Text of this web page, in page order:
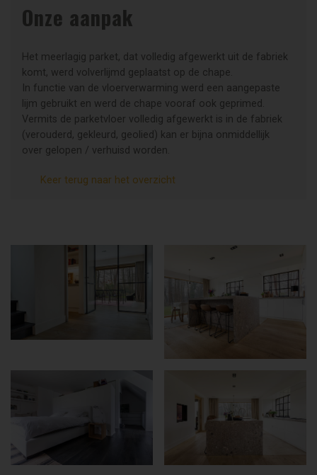
Onze aanpak
Het meerlagig parket, dat volledig afgewerkt uit de fabriek
komt, werd volverlijmd geplaatst op de chape.
In functie van de vloerverwarming werd een aangepaste
lijm gebruikt en werd de chape vooraf ook geprimed.
Vermits de parketvloer volledig afgewerkt is in de fabriek
(verouderd, gekleurd, geolied) kan er bijna onmiddellijk
over gelopen / verhuisd worden.
Keer terug naar het overzicht